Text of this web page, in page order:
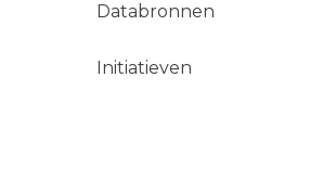
Databronnen
Initiatieven